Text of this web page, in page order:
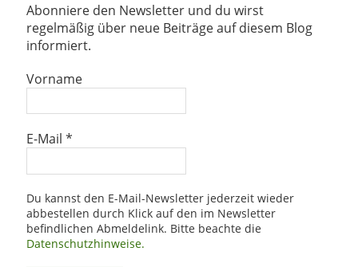
Abonniere den Newsletter und du wirst
regelmäßig über neue Beiträge auf diesem Blog
informiert.
Vorname
E-Mail *
Du kannst den E-Mail-Newsletter jederzeit wieder
abbestellen durch Klick auf den im Newsletter
befindlichen Abmeldelink. Bitte beachte die
Datenschutzhinweise.